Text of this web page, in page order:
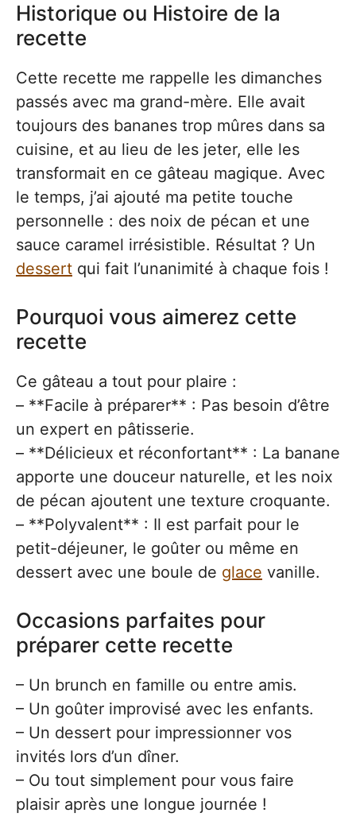
Historique ou Histoire de la
recette
Cette recette me rappelle les dimanches
passés avec ma grand-mère. Elle avait
toujours des bananes trop mûres dans sa
cuisine, et au lieu de les jeter, elle les
transformait en ce gâteau magique. Avec
le temps, j’ai ajouté ma petite touche
personnelle : des noix de pécan et une
sauce caramel irrésistible. Résultat ? Un
dessert qui fait l’unanimité à chaque fois !
Pourquoi vous aimerez cette
recette
Ce gâteau a tout pour plaire :
– **Facile à préparer** : Pas besoin d’être
un expert en pâtisserie.
– **Délicieux et réconfortant** : La banane
apporte une douceur naturelle, et les noix
de pécan ajoutent une texture croquante.
– **Polyvalent** : Il est parfait pour le
petit-déjeuner, le goûter ou même en
dessert avec une boule de glace vanille.
Occasions parfaites pour
préparer cette recette
– Un brunch en famille ou entre amis.
– Un goûter improvisé avec les enfants.
– Un dessert pour impressionner vos
invités lors d’un dîner.
– Ou tout simplement pour vous faire
plaisir après une longue journée !